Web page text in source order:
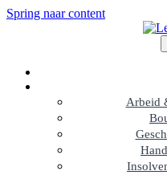
Spring naar content
Arbeid